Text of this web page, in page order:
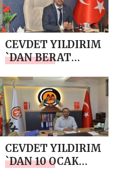
CEVDET YILDIRIM
`DAN BERAT
CEVDET YILDIRIM
`DAN 10 OCAK